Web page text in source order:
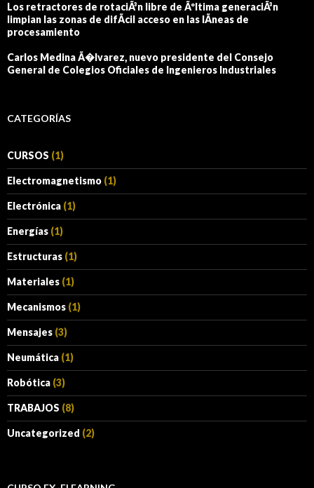
Los retractores de rotaciÃ³n libre de Ãºltima generaciÃ³n
limpian las zonas de difÃ­cil acceso en las lÃ­neas de
procesamiento
Carlos Medina Ã�lvarez, nuevo presidente del Consejo
General de Colegios Oficiales de Ingenieros Industriales
CATEGORÍAS
CURSOS (1)
Electromagnetismo (1)
Electrónica (1)
Energías (1)
Estructuras (1)
Materiales (1)
Mecanismos (1)
Mensajes (3)
Neumática (1)
Robótica (3)
TRABAJOS (8)
Uncategorized (2)